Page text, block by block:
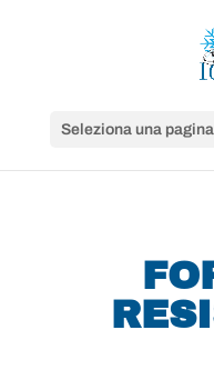
Seleziona una pagina